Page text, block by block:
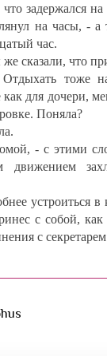
задержался на
на часы, - а
час.
сказали, что
тоже
для дочери,
Поняла?
- с этими
устроиться в
с собой, как
с